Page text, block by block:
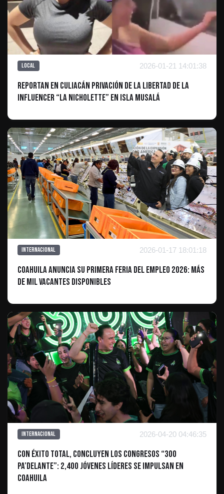
Local 2026-01-21 14:01:38
Reportan en Culiacán privación de la libertad de la
influencer “La Nicholette” en Isla Musalá
Internacional 2026-01-17 18:01:18
Coahuila anuncia su primera Feria del Empleo 2026: Más
de mil vacantes disponibles
Internacional 2026-04-20 04:46:35
Con éxito total, concluyen los congresos “300
Pa’delante”: 2,400 jóvenes líderes se impulsan en
Coahuila